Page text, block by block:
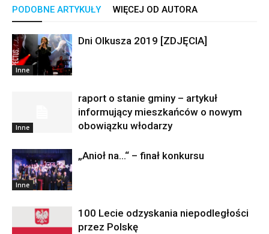
PODOBNE ARTYKUŁY WIĘCEJ OD AUTORA
Inne
Dni Olkusza 2019 [ZDJĘCIA]
Inne
raport o stanie gminy – artykuł
informujący mieszkańców o nowym
obowiązku włodarzy
Inne
„Anioł na…“ – finał konkursu
100 Lecie odzyskania niepodległości
przez Polskę